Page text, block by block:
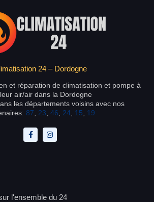
24 – Dordogne
et réparation de climatisation et pompe à
air/air dans la Dordogne
les départements voisins avec nos
87 23 46 24 15 19
l'ensemble du 24